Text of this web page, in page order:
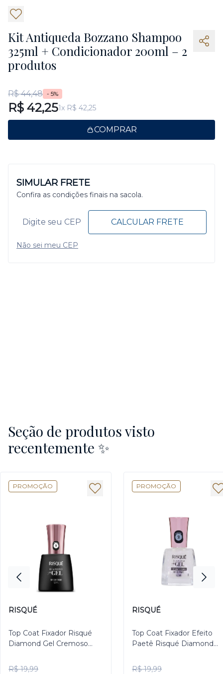
Kit Antiqueda Bozzano Shampoo
325ml + Condicionador 200ml – 2
produtos
R$ 44,48 - 5%
R$ 42,251x R$ 42,25
COMPRAR
SIMULAR FRETE
Confira as condições finais na sacola.
CALCULAR FRETE
Não sei meu CEP
Seção de produtos visto
recentemente ✨
PROMOÇÃO
RISQUÉ
Top Coat Fixador Risqué
Diamond Gel Cremoso
R$ 19,99
PROMOÇÃO
RISQUÉ
Top Coat Fixador Efeito
Paetê Risqué Diamond
R$ 19,99